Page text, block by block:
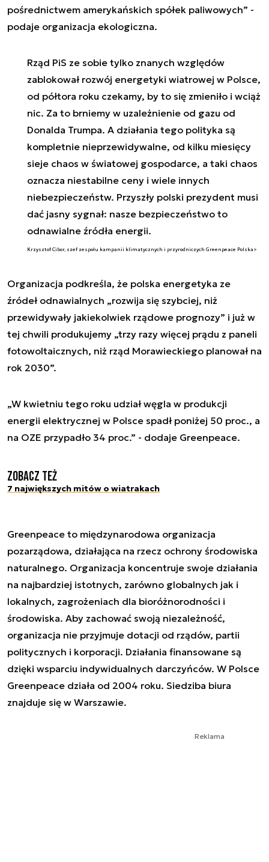
pośrednictwem amerykańskich spółek paliwowych” -
podaje organizacja ekologiczna.
Rząd PiS ze sobie tylko znanych względów
zablokował rozwój energetyki wiatrowej w Polsce,
od półtora roku czekamy, by to się zmieniło i wciąż
nic. Za to brniemy w uzależnienie od gazu od
Donalda Trumpa. A działania tego polityka są
kompletnie nieprzewidywalne, od kilku miesięcy
sieje chaos w światowej gospodarce, a taki chaos
oznacza niestabilne ceny i wiele innych
niebezpieczeństw. Przyszły polski prezydent musi
dać jasny sygnał: nasze bezpieczeństwo to
odnawialne źródła energii.
Krzysztof Cibor, szef zespołu kampanii klimatycznych i przyrodniczych Greenpeace Polska>
Organizacja podkreśla, że polska energetyka ze
źródeł odnawialnych „rozwija się szybciej, niż
przewidywały jakiekolwiek rządowe prognozy” i już w
tej chwili produkujemy „trzy razy więcej prądu z paneli
fotowoltaicznych, niż rząd Morawieckiego planował na
rok 2030”.
„W kwietniu tego roku udział węgla w produkcji
energii elektrycznej w Polsce spadł poniżej 50 proc., a
na OZE przypadło 34 proc.” - dodaje Greenpeace.
Zobacz też
7 największych mitów o wiatrakach
Greenpeace to międzynarodowa organizacja
pozarządowa, działająca na rzecz ochrony środowiska
naturalnego. Organizacja koncentruje swoje działania
na najbardziej istotnych, zarówno globalnych jak i
lokalnych, zagrożeniach dla bioróżnorodności i
środowiska. Aby zachować swoją niezależność,
organizacja nie przyjmuje dotacji od rządów, partii
politycznych i korporacji. Działania finansowane są
dzięki wsparciu indywidualnych darczyńców. W Polsce
Greenpeace działa od 2004 roku. Siedziba biura
znajduje się w Warszawie.
Reklama